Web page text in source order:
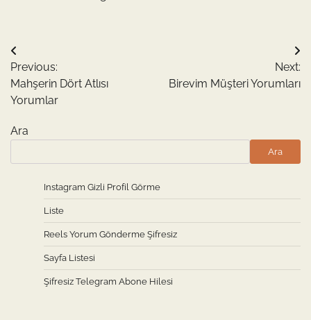
Yazı
gezinmesi
Previous:
Mahşerin Dört Atlısı
Yorumlar
Next:
Birevim Müşteri Yorumları
Ara
Ara
Instagram Gizli Profil Görme
Liste
Reels Yorum Gönderme Şifresiz
Sayfa Listesi
Şifresiz Telegram Abone Hilesi